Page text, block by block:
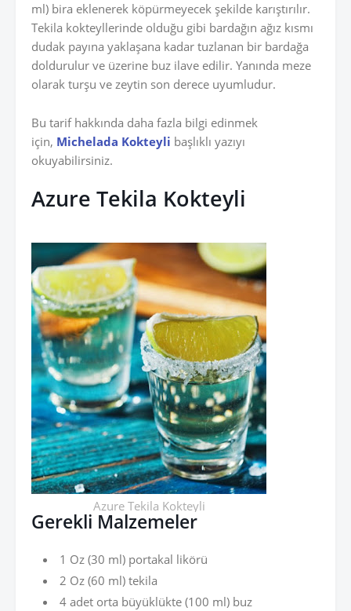
ml) bira eklenerek köpürmeyecek şekilde karıştırılır.
Tekila kokteyllerinde olduğu gibi bardağın ağız kısmı
dudak payına yaklaşana kadar tuzlanan bir bardağa
doldurulur ve üzerine buz ilave edilir. Yanında meze
olarak turşu ve zeytin son derece uyumludur.
Bu tarif hakkında daha fazla bilgi edinmek
için, Michelada Kokteyli başlıklı yazıyı
okuyabilirsiniz.
Azure Tekila Kokteyli
Azure Tekila Kokteyli
Gerekli Malzemeler
1 Oz (30 ml) portakal likörü
2 Oz (60 ml) tekila
4 adet orta büyüklükte (100 ml) buz